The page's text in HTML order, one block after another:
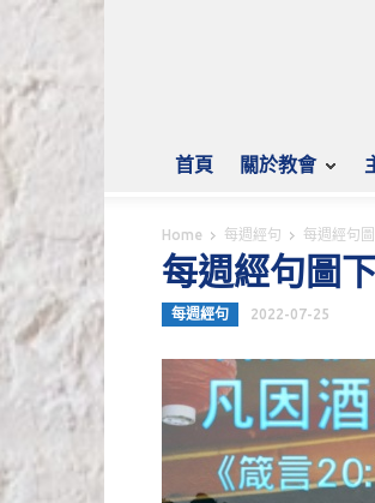
首頁 關於教會
Home 每週經句 每週經句
每週經句圖
每週經句 2022-07-25